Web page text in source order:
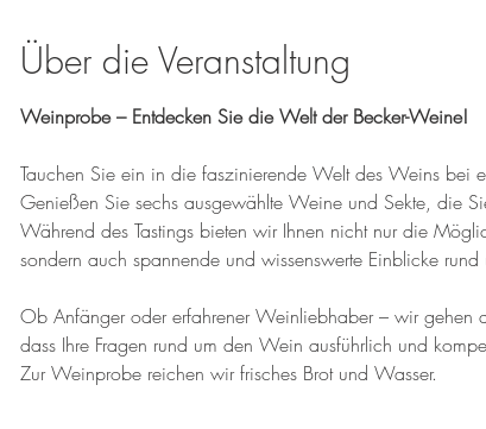
Über die Veranstaltung
Weinprobe – Entdecken Sie die Welt der Becker-Weine!
Tauchen Sie ein in die faszinierende Welt des Weins bei
Genießen Sie sechs ausgewählte Weine und Sekte, die
Während des Tastings bieten wir Ihnen nicht nur die
sondern auch spannende und wissenswerte Einblicke
Ob Anfänger oder erfahrener Weinliebhaber – wir gehen
dass Ihre Fragen rund um den Wein ausführlich und
Zur Weinprobe reichen wir frisches Brot und Wasser.